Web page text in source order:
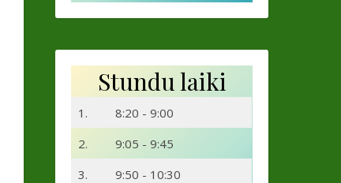
Stundu laiki
1.
8:20 - 9:00
2.
9:05 - 9:45
3.
9:50 - 10:30